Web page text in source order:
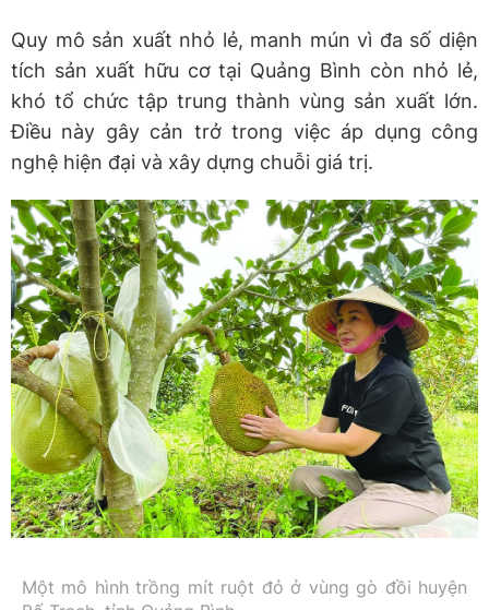
Quy mô sản xuất nhỏ lẻ, manh mún vì đa số diện
tích sản xuất hữu cơ tại Quảng Bình còn nhỏ lẻ,
khó tổ chức tập trung thành vùng sản xuất lớn.
Điều này gây cản trở trong việc áp dụng công
nghệ hiện đại và xây dựng chuỗi giá trị.
Một mô hình trồng mít ruột đỏ ở vùng gò đồi huyện